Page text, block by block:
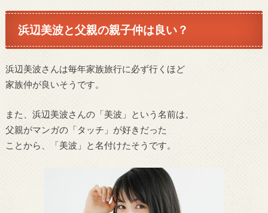
浜辺美波と父親の親子仲は良い？
浜辺美波さんは毎年家族旅行に必ず行くほど
家族仲が良いそうです。
また、浜辺美波さんの「美波」という名前は、
父親がマンガの「タッチ」が好きだった
ことから、「美波」と名付けたそうです。